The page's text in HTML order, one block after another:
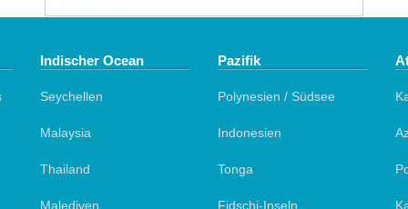
Indischer Ocean
Seychellen
Malaysia
Thailand
Malediven
Pazifik
Polynesien / Südsee
Indonesien
Tonga
Fidschi-Inseln